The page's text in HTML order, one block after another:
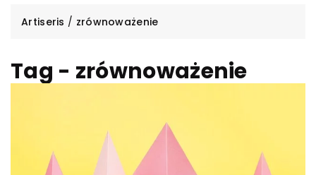
Artiseris / zrównoważenie
Tag - zrównoważenie